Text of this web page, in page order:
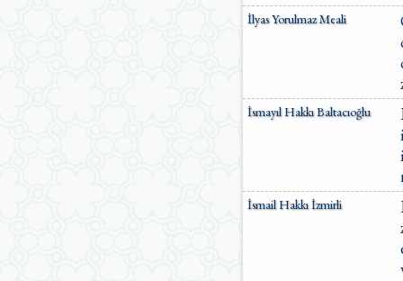
İlyas Yorulmaz Meali
İsmayıl Hakkı Baltacıoğlu
İsmail Hakkı İzmirli